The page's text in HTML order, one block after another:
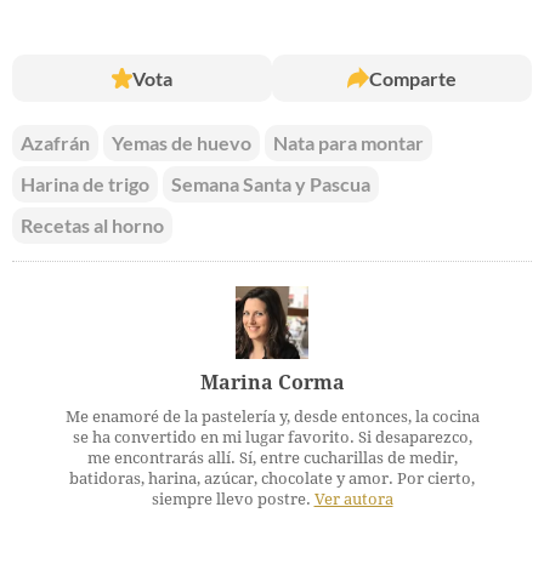
Vota Comparte
Azafrán Yemas de huevo
Nata para montar
Harina de trigo
Semana Santa y Pascua
Recetas al horno
Marina Corma
Me enamoré de la pastelería y, desde entonces, la cocina
se ha convertido en mi lugar favorito. Si desaparezco,
me encontrarás allí. Sí, entre cucharillas de medir,
batidoras, harina, azúcar, chocolate y amor. Por cierto,
siempre llevo postre. Ver autora